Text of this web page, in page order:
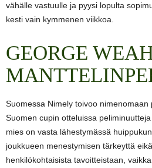
vähälle vastuulle ja pyysi lopulta
kesti vain kymmenen viikkoa.
GEORGE
Suomessa Nimely toivoo nimenomaan
Suomen cupin otteluissa
mies on vasta lähestymässä
joukkueen menestymisen tärkeyttä
henkilökohtaisista tavoitteistaan,